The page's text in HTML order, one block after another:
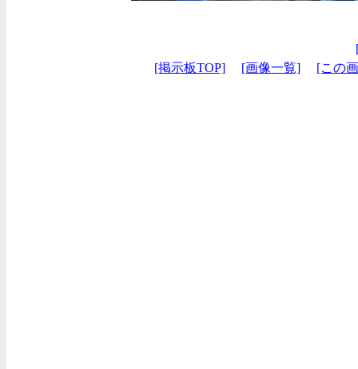
[掲示板TOP]
[画像一覧] [この